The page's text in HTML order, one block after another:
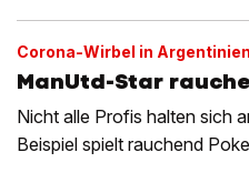
Corona-Wirbel in Argentinien
ManUtd-Star
Nicht alle Profis halten sich
Beispiel spielt rauchend